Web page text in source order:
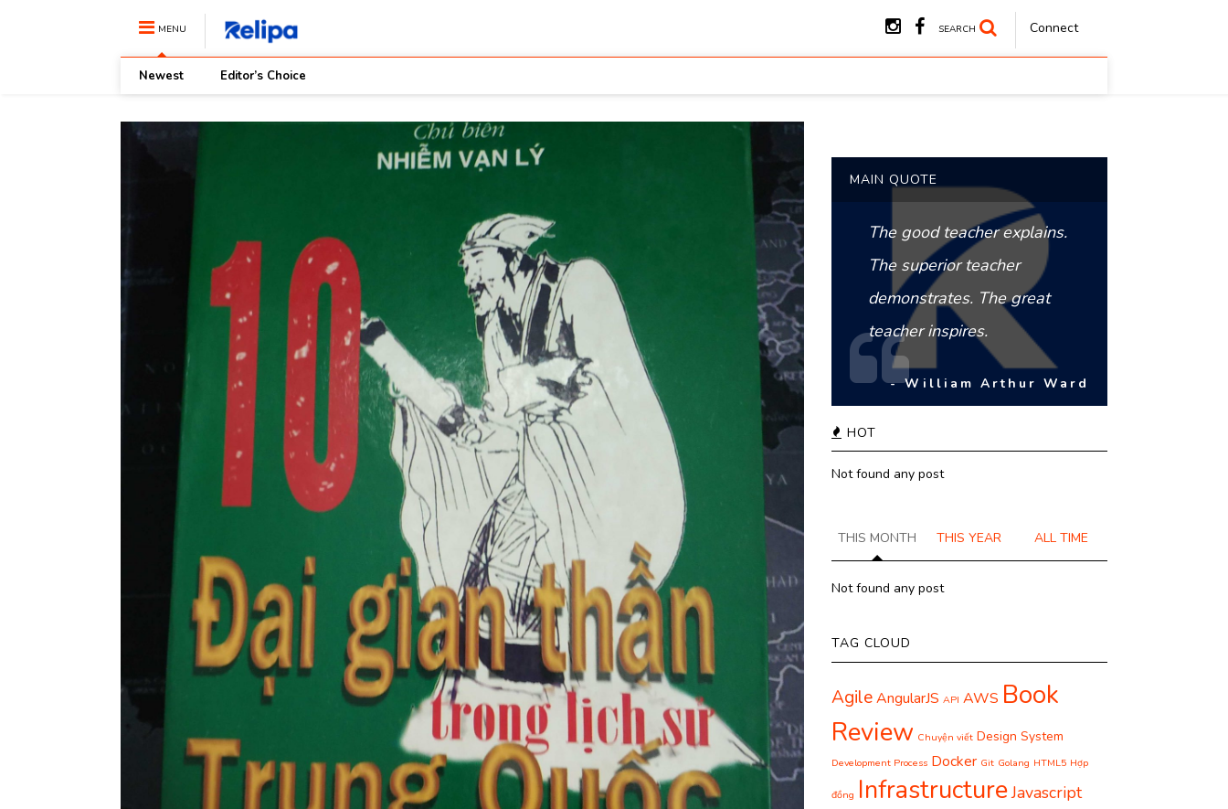
Connect
MENU SEARCH
Newest Editor’s Choice
MAIN QUOTE
The good teacher explains.
The superior teacher
demonstrates. The great
teacher inspires.
- William Arthur Ward
HOT
Not found any post
THIS MONTH THIS YEAR ALL TIME
Not found any post
TAG CLOUD
AgileAngularJS API AWS Book
Review Chuyện viết Design System
Development Process Docker Git Golang HTML5 Hợp
đồng InfrastructureJavascript